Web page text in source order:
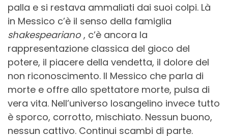
palla e si restava ammaliati dai suoi colpi. Là
in Messico c’è il senso della famiglia
shakespeariano, c’è ancora la
rappresentazione classica del gioco del
potere, il piacere della vendetta, il dolore del
non riconoscimento. Il Messico che parla di
morte e offre allo spettatore morte, pulsa di
vera vita. Nell’universo losangelino invece tutto
è sporco, corrotto, mischiato. Nessun buono,
nessun cattivo. Continui scambi di parte.